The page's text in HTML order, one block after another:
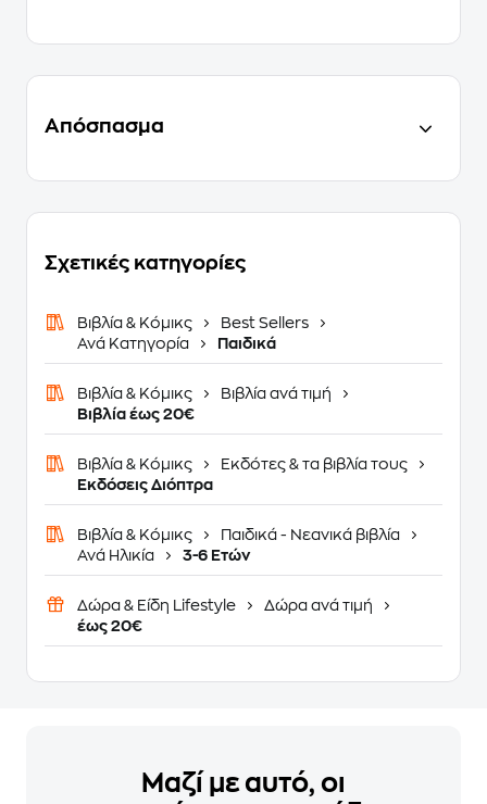
Απόσπασμα
Σχετικές κατηγορίες
Βιβλία & Κόμικς
Best Sellers
Ανά Κατηγορία
Παιδικά
Βιβλία & Κόμικς
Βιβλία ανά τιμή
Βιβλία έως 20€
Βιβλία & Κόμικς
Εκδότες & τα βιβλία τους
Εκδόσεις Διόπτρα
Βιβλία & Κόμικς
Παιδικά - Νεανικά βιβλία
Ανά Ηλικία
3-6 Ετών
Δώρα & Είδη Lifestyle
Δώρα ανά τιμή
έως 20€
Μαζί με αυτό, οι